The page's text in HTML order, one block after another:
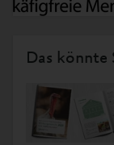
Das könnte